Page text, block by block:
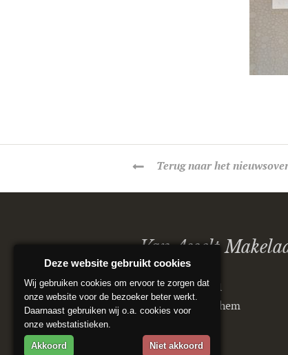
Terugnaar het
Van Asselt
Postbus 5151
6802 ED Arnhem
Deze website gebruikt cookies
Wij gebruiken cookies om ervoor te zorgen dat
onze website voor de bezoeker beter werkt.
Daarnaast gebruiken wij o.a. cookies voor
onze webstatistieken.
Akkoord Niet akkoord